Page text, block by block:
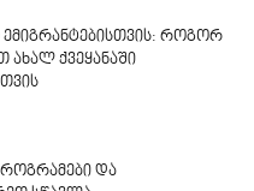
ემიგრანტებისთვის: როგორ
ახალ ქვეყანაში
და